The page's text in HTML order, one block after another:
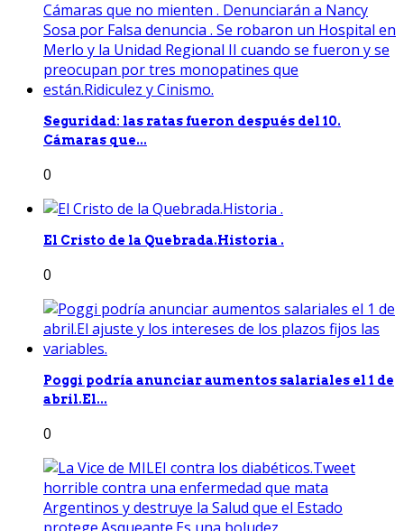
Seguridad: las ratas fueron después del 10.
Cámaras que...
0
El Cristo de la Quebrada.Historia .
0
Poggi podría anunciar aumentos salariales el 1 de
abril.El...
0